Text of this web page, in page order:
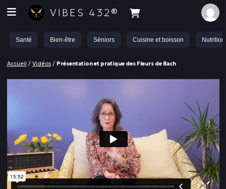
VIBES 432®
Santé Bien-être Séniors Cuisine et boisson Nutrition
Accueil / Vidéos/ Présentation et pratique des Fleurs de Bach